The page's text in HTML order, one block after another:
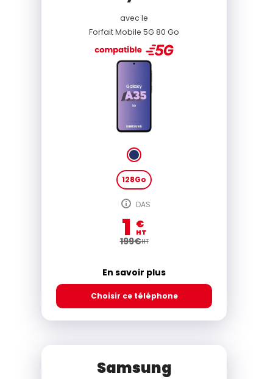
avec le
Forfait Mobile 5G 80 Go
128Go
DAS
1 €
HT
199€HT
En savoir plus
Choisir ce téléphone
Samsung